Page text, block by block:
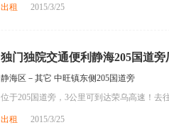
出租 2015/3/25
独门独院交通便利静海205国道旁
静海区－其它 中旺镇东侧205国道旁
位于205国道旁，3公里可到达荣乌高速！去
出租 2015/3/25